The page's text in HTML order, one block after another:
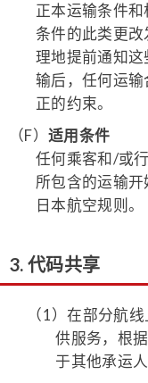
正本运输条件
条件的此类更
理地提前通知
输后，任何运
正的约束。
（F）适用条件
任何乘客和/或
所包含的运输
日本航空规则。
3. 代码共享
（1）在部分航
供服务，根
于其他承运